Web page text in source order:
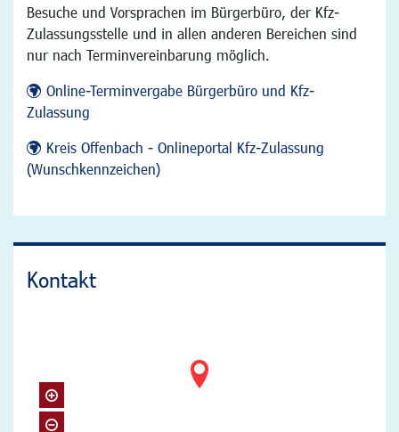
Besuche und Vorsprachen im Bürgerbüro, der Kfz-
Zulassungsstelle und in allen anderen Bereichen sind
nur nach Terminvereinbarung möglich.
Online-Terminvergabe Bürgerbüro und Kfz-
Zulassung
Kreis Offenbach - Onlineportal Kfz-Zulassung
(Wunschkennzeichen)
Kontakt